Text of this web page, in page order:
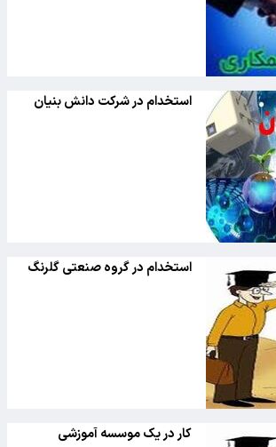
استخدام در شرکت دانش بنیان
استخدام در گروه صنعتی گلرنگ
کار در یک موسسه آموزشی